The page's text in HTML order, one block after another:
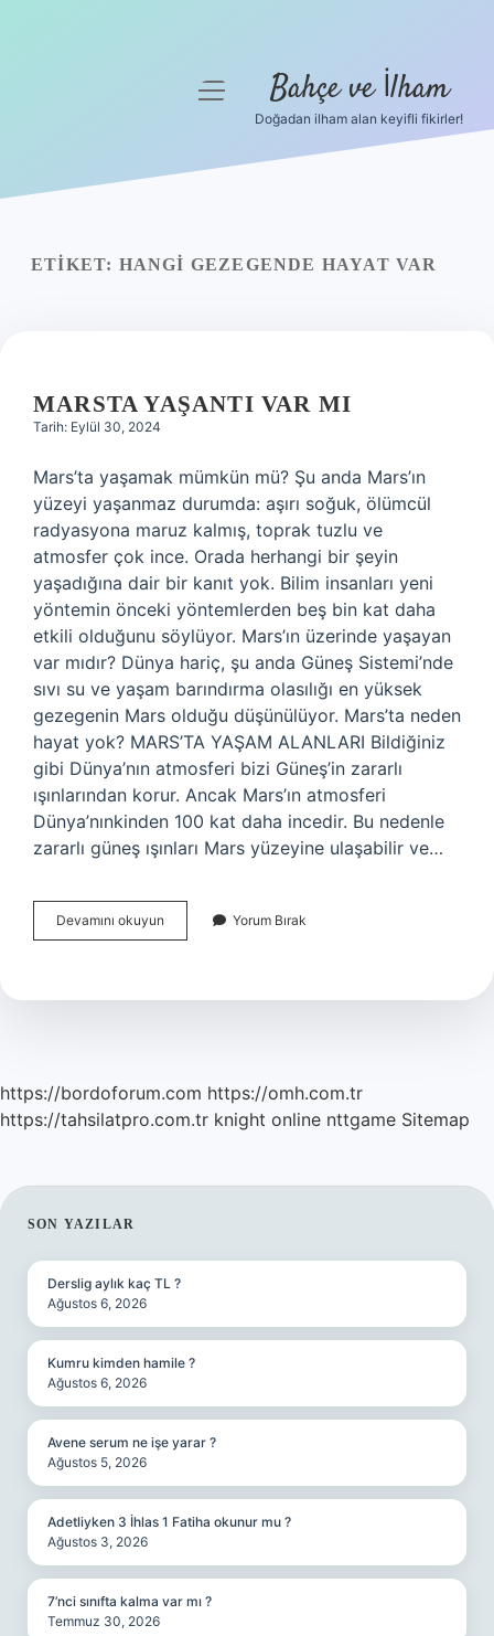
Yasal Uyarı
menüyü
Bahçe ve İlham
Doğadan ilham alan keyifli fikirler!
ETIKET: HANGI GEZEGENDE HAYAT VAR
MARSTA YAŞANTI VAR MI
Tarih: Eylül 30, 2024
Mars’ta yaşamak mümkün mü? Şu anda Mars’ın
yüzeyi yaşanmaz durumda: aşırı soğuk, ölümcül
radyasyona maruz kalmış, toprak tuzlu ve
atmosfer çok ince. Orada herhangi bir şeyin
yaşadığına dair bir kanıt yok. Bilim insanları yeni
yöntemin önceki yöntemlerden beş bin kat daha
etkili olduğunu söylüyor. Mars’ın üzerinde yaşayan
var mıdır? Dünya hariç, şu anda Güneş Sistemi’nde
sıvı su ve yaşam barındırma olasılığı en yüksek
gezegenin Mars olduğu düşünülüyor. Mars’ta neden
hayat yok? MARS’TA YAŞAM ALANLARI Bildiğiniz
gibi Dünya’nın atmosferi bizi Güneş’in zararlı
ışınlarından korur. Ancak Mars’ın atmosferi
Dünya’nınkinden 100 kat daha incedir. Bu nedenle
zararlı güneş ışınları Mars yüzeyine ulaşabilir ve…
Devamını okuyun
Yaşantı
Yorum Bırak
https://bordoforum.com https://omh.com.tr
https://tahsilatpro.com.tr knight online nttgame Sitemap
SIDEBAR
SON YAZILAR
Derslig aylık kaç TL ?
Ağustos 6, 2026
Kumru kimden hamile ?
Ağustos 6, 2026
Avene serum ne işe yarar ?
Ağustos 5, 2026
Adetliyken 3 İhlas 1 Fatiha okunur mu ?
Ağustos 3, 2026
7’nci sınıfta kalma var mı ?
Temmuz 30, 2026